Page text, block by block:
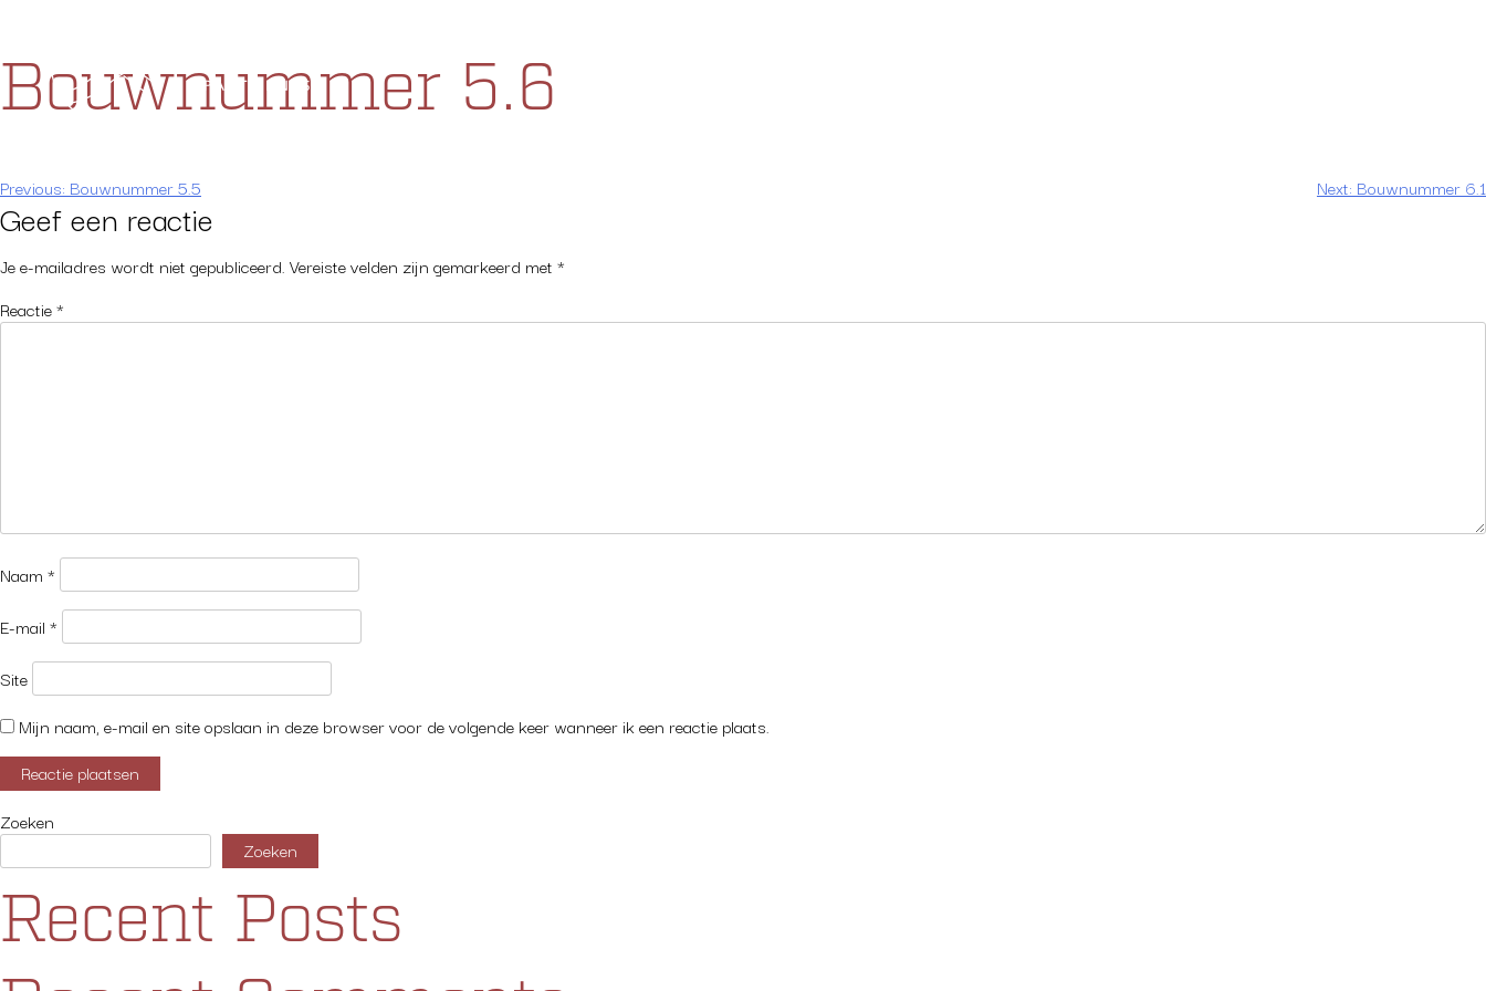
content
Bouwnummer 5.6
Bericht
navigatie
Previous: Bouwnummer 5.5 Next: Bouwnummer 6.1
Geef een reactie
Je e-mailadres wordt niet gepubliceerd. Vereiste velden zijn gemarkeerd met *
Reactie*
Naam *
E-mail *
Site
Mijn naam, e-mail en site opslaan in deze browser voor de volgende keer wanneer ik een reactie plaats.
Zoeken
Zoeken
Recent Posts